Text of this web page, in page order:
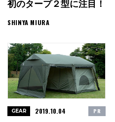
初のタープ２型に注目！
SHINYA MIURA
GEAR 2019.10.04 PR